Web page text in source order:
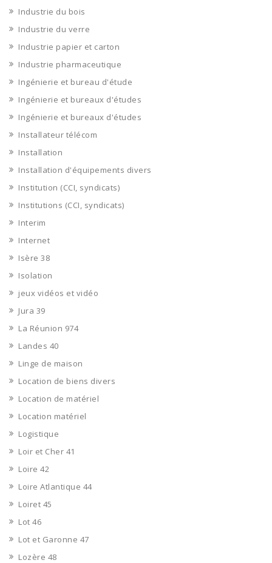
Industrie du bois
Industrie du verre
Industrie papier et carton
Industrie pharmaceutique
Ingénierie et bureau d'étude
Ingénierie et bureaux d'études
Ingénierie et bureaux d'études
Installateur télécom
Installation
Installation d'équipements divers
Institution (CCI, syndicats)
Institutions (CCI, syndicats)
Interim
Internet
Isère 38
Isolation
jeux vidéos et vidéo
Jura 39
La Réunion 974
Landes 40
Linge de maison
Location de biens divers
Location de matériel
Location matériel
Logistique
Loir et Cher 41
Loire 42
Loire Atlantique 44
Loiret 45
Lot 46
Lot et Garonne 47
Lozère 48